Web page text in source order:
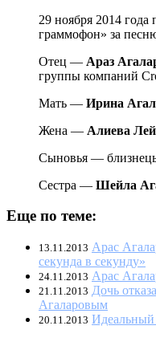
29 ноября 2014
граммофон» за
Отец — Араз
группы компаний
Мать — Ирина
Жена — Алиева
Сыновья —
Сестра — Шейла
Еще по теме:
13.11.2013 Арас
секунда в секунду»
24.11.2013 Арас
21.11.2013 Дочь
Агаларовым
20.11.2013 Идеальный